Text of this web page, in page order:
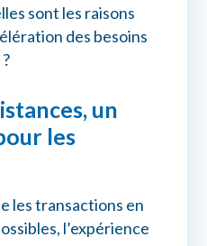
sont les raisons
des besoins
un
les
les transactions en
l’expérience